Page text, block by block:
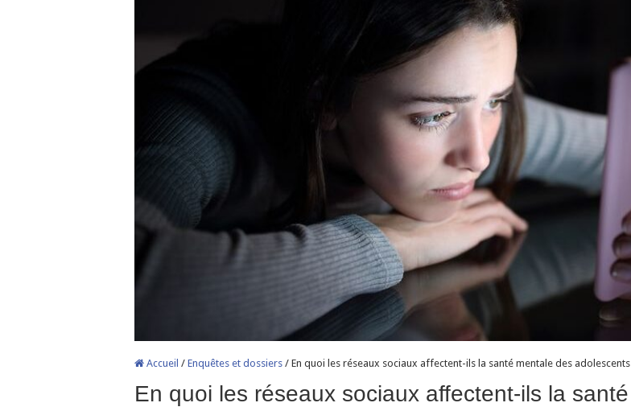
Accueil / Enquêtes et dossiers / En quoi les réseaux sociaux affectent-ils la santé mentale des adolescents
En quoi les réseaux sociaux affectent-ils la